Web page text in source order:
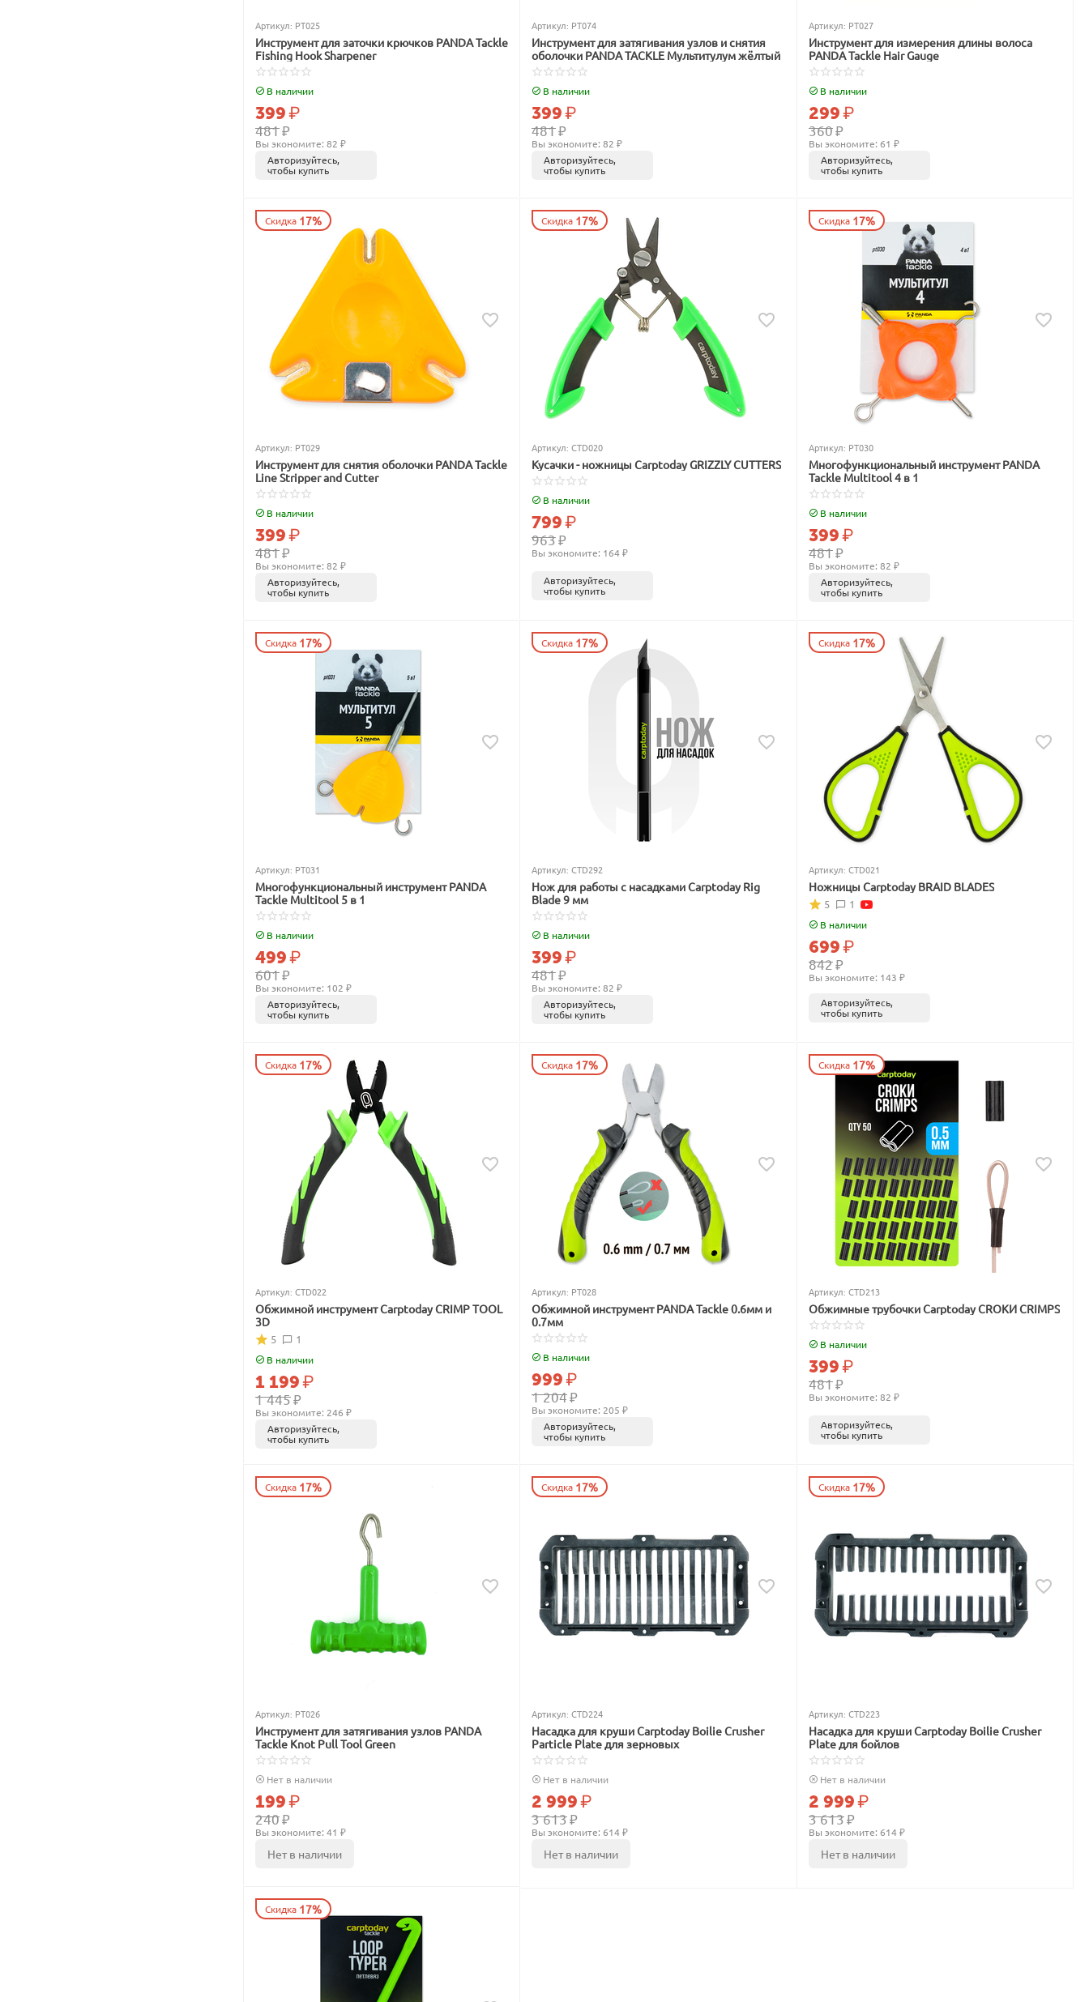
Артикул: PT025
Инструмент для заточки крючков PANDA Tackle
Fishing Hook Sharpener
В наличии
481₽
399₽
Вы экономите: 82 ₽
Авторизуйтесь,
чтобы купить
Артикул: PT074
Инструмент для затягивания узлов и снятия
оболочки PANDA TACKLE Мультитулум жёлтый
В наличии
481₽
399₽
Вы экономите: 82 ₽
Авторизуйтесь,
чтобы купить
Артикул: PT027
Инструмент для измерения длины волоса
PANDA Tackle Hair Gauge
В наличии
360₽
299₽
Вы экономите: 61 ₽
Авторизуйтесь,
чтобы купить
Скидка 17%
Артикул: PT029
Инструмент для снятия оболочки PANDA Tackle
Line Stripper and Cutter
В наличии
481₽
399₽
Вы экономите: 82 ₽
Авторизуйтесь,
чтобы купить
Скидка 17%
Артикул: CTD020
Кусачки - ножницы Carptoday GRIZZLY CUTTERS
В наличии
963₽
799₽
Вы экономите: 164 ₽
Авторизуйтесь,
чтобы купить
Скидка 17%
Артикул: PT030
Многофункциональный инструмент PANDA
Tackle Multitool 4 в 1
В наличии
481₽
399₽
Вы экономите: 82 ₽
Авторизуйтесь,
чтобы купить
Скидка 17%
Артикул: PT031
Многофункциональный инструмент PANDA
Tackle Multitool 5 в 1
В наличии
601₽
499₽
Вы экономите: 102 ₽
Авторизуйтесь,
чтобы купить
Скидка 17%
Артикул: CTD292
Нож для работы с насадками Carptoday Rig
Blade 9 мм
В наличии
481₽
399₽
Вы экономите: 82 ₽
Авторизуйтесь,
чтобы купить
Скидка 17%
Артикул: CTD021
Ножницы Carptoday BRAID BLADES
1
5
В наличии
842₽
699₽
Вы экономите: 143 ₽
Авторизуйтесь,
чтобы купить
Скидка 17%
Артикул: CTD022
Обжимной инструмент Carptoday CRIMP TOOL
3D
1
5
В наличии
1 445₽
1 199₽
Вы экономите: 246 ₽
Авторизуйтесь,
чтобы купить
Скидка 17%
Артикул: PT028
Обжимной инструмент PANDA Tackle 0.6мм и
0.7мм
В наличии
1 204₽
999₽
Вы экономите: 205 ₽
Авторизуйтесь,
чтобы купить
Скидка 17%
Артикул: CTD213
Обжимные трубочки Carptoday CROKИ CRIMPS
В наличии
481₽
399₽
Вы экономите: 82 ₽
Авторизуйтесь,
чтобы купить
Скидка 17%
Артикул: PT026
Инструмент для затягивания узлов PANDA
Tackle Knot Pull Tool Green
Нет в наличии
240₽
199₽
Вы экономите: 41 ₽
Нет в наличии
Скидка 17%
Артикул: CTD224
Насадка для круши Carptoday Boilie Crusher
Particle Plate для зерновых
Нет в наличии
3 613₽
2 999₽
Вы экономите: 614 ₽
Нет в наличии
Скидка 17%
Артикул: CTD223
Насадка для круши Carptoday Boilie Crusher
Plate для бойлов
Нет в наличии
3 613₽
2 999₽
Вы экономите: 614 ₽
Нет в наличии
Скидка 17%